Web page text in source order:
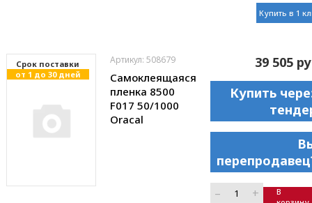
Купить в 1
Cрок поставки
от 1 до 30 дней
Артикул: 508679
Самоклеящаяся
пленка 8500
F017 50/1000
Oracal
39 505
Купить
– +
В